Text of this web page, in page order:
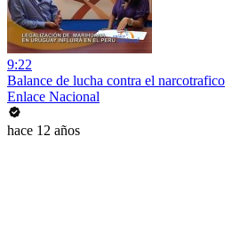
9:22
Balance de lucha contra el narcotrafico
Enlace Nacional
hace 12 años